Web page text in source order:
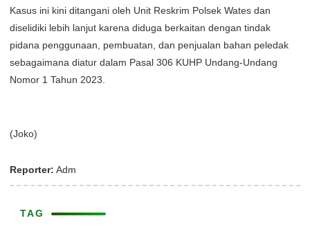
Kasus ini kini ditangani oleh Unit Reskrim Polsek Wates dan
diselidiki lebih lanjut karena diduga berkaitan dengan tindak
pidana penggunaan, pembuatan, dan penjualan bahan peledak
sebagaimana diatur dalam Pasal 306 KUHP Undang-Undang
Nomor 1 Tahun 2023.
(Joko)
Reporter: Adm
TAG